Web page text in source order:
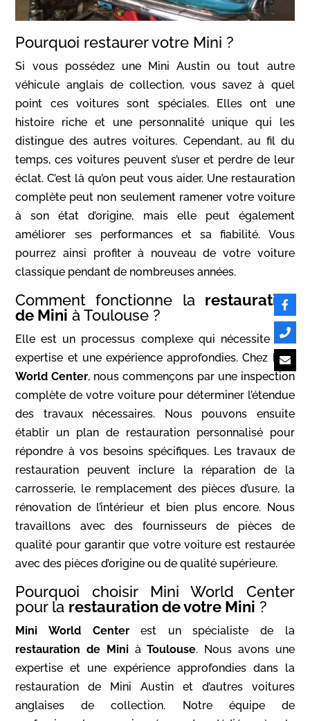
Pourquoi restaurer votre Mini ?
Si vous possédez une Mini Austin ou tout autre
véhicule anglais de collection, vous savez à quel
point ces voitures sont spéciales. Elles ont une
histoire riche et une personnalité unique qui les
distingue des autres voitures. Cependant, au fil du
temps, ces voitures peuvent s’user et perdre de leur
éclat. C’est là qu’on peut vous aider. Une restauration
complète peut non seulement ramener votre voiture
à son état d’origine, mais elle peut également
améliorer ses performances et sa fiabilité. Vous
pourrez ainsi profiter à nouveau de votre voiture
classique pendant de nombreuses années.
Comment fonctionne la restauration
de Mini à Toulouse ?
Elle est un processus complexe qui nécessite une
expertise et une expérience approfondies. Chez
Mini
World Center, nous commençons par une inspection
complète de votre voiture pour déterminer l’étendue
des travaux nécessaires. Nous pouvons ensuite
établir un plan de restauration personnalisé pour
répondre à vos besoins spécifiques. Les travaux de
restauration peuvent inclure la réparation de la
carrosserie, le remplacement des pièces d’usure, la
rénovation de l’intérieur et bien plus encore. Nous
travaillons avec des fournisseurs de pièces de
qualité pour garantir que votre voiture est restaurée
avec des pièces d’origine ou de qualité supérieure.
Pourquoi choisir Mini World Center
pour la restauration de votre Mini ?
Mini World Centerest un spécialiste de la
restauration de MiniàToulouse. Nous avons une
expertise et une expérience approfondies dans la
restauration de Mini Austin et d’autres voitures
anglaises de collection. Notre équipe de